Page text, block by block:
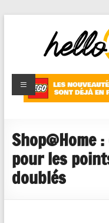
HelloBricks
Blog LEGO,
nouveaut�s
reviews
Shop@Home
pour les
doublés